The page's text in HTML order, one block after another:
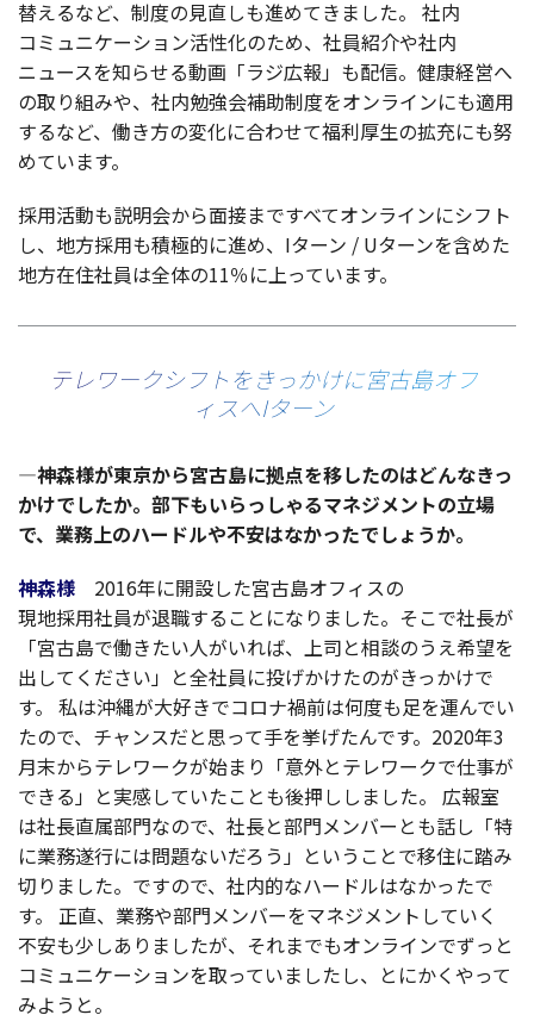
替えるなど、 制度の見直しも進めてきました。 社内
コミュニケーション活性化のため、 社員紹介や社内
ニュースを知らせる動画 「ラジ広報」も配信。 健康経営へ
の取り組みや、 社内勉強会補助制度をオンラインにも適用
するなど、働き方の変化に合わせて福利厚生の拡充にも努
めています。
採用活動も説明会から面接まですべてオンラインにシフト
し、 地方採用も積極的に進め、Iターン / Uターンを含めた
地方在住社員は全体の11％に上っています。
テレワークシフトをきっかけに宮古島オフ
ィスへIターン
—神森様が東京から宮古島に拠点を移したのはどんなきっ
かけでしたか。 部下もいらっしゃるマネジメントの立場
で、 業務上のハードルや不安はなかったでしょうか。
神森様 2016年に開設した宮古島オフィスの
現地採用社員が退職することになりました。そこで社長が
「宮古島で働きたい人がいれば、 上司と相談のうえ希望を
出してください」と全社員に投げかけたのがきっかけで
す。 私は沖縄が大好きでコロナ禍前は何度も足を運んでい
たので、 チャンスだと思って手を挙げたんです。2020年3
月末からテレワークが始まり「意外とテレワークで仕事が
できる」と実感していたことも後押ししました。 広報室
は社長直属部門なので、 社長と部門メンバー とも話し「特
に業務遂行には問題ないだろう」ということで移住に踏み
切りました。ですので、 社内的なハードルはなかったで
す。 正直、 業務や部門メンバーをマネジメント していく
不安も少しありましたが、それまでもオンラインでずっと
コミュニケーションを取っていましたし、とにかくやって
みようと。